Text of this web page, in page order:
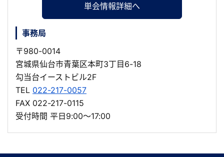
単会情報詳細へ
事務局
〒980-0014
宮城県仙台市青葉区本町3丁目6-18
勾当台イーストビル2F
TEL 022-217-0057
FAX 022-217-0115
受付時間 平日9:00～17:00